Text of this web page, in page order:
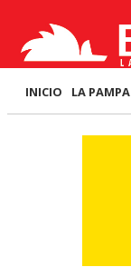
INICIO LA PAMPA